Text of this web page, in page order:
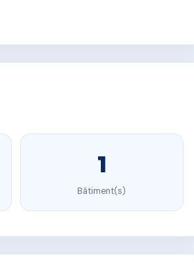
1
Bâtiment(s)